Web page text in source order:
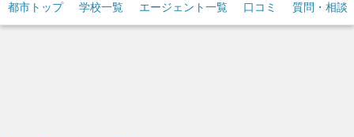
都市トップ 学校一覧 エージェント一覧 口コミ 質問・相談